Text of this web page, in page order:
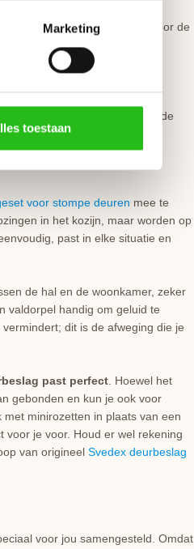
Marketing
toestaan
altijd voorzien van boringen voor de
al in de fabriek infreest, kan de
van groot belang.
voor stompe deuren mee te
in het kozijn, maar worden op
past in elke situatie en
de hal en de woonkamer, zeker
valdorpel handig om geluid te
dit is de afweging die je
past perfect . Hoewel het
gebonden en kun je ook voor
minirozetten in plaats van een
je voor. Houd er wel rekening
van origineel Svedex deurbeslag
voor jou samengesteld. Omdat